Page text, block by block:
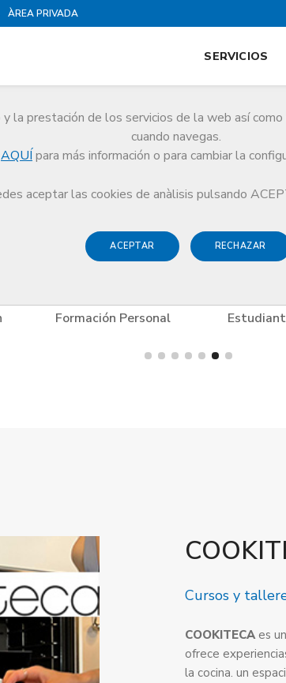
ÀREA PRIVADA
prestación de los servicios de la web así
cuando navegas.
AQUÍ para más información o para cambiar la
aceptar las cookies de anàlisis pulsando
ACEPTAR RECHAZAR
SERVICIOS
Ocio y Cultura COOKITECA
Formación Personal
Cursos y
COOKITECAes
ofrece
la cocina. un